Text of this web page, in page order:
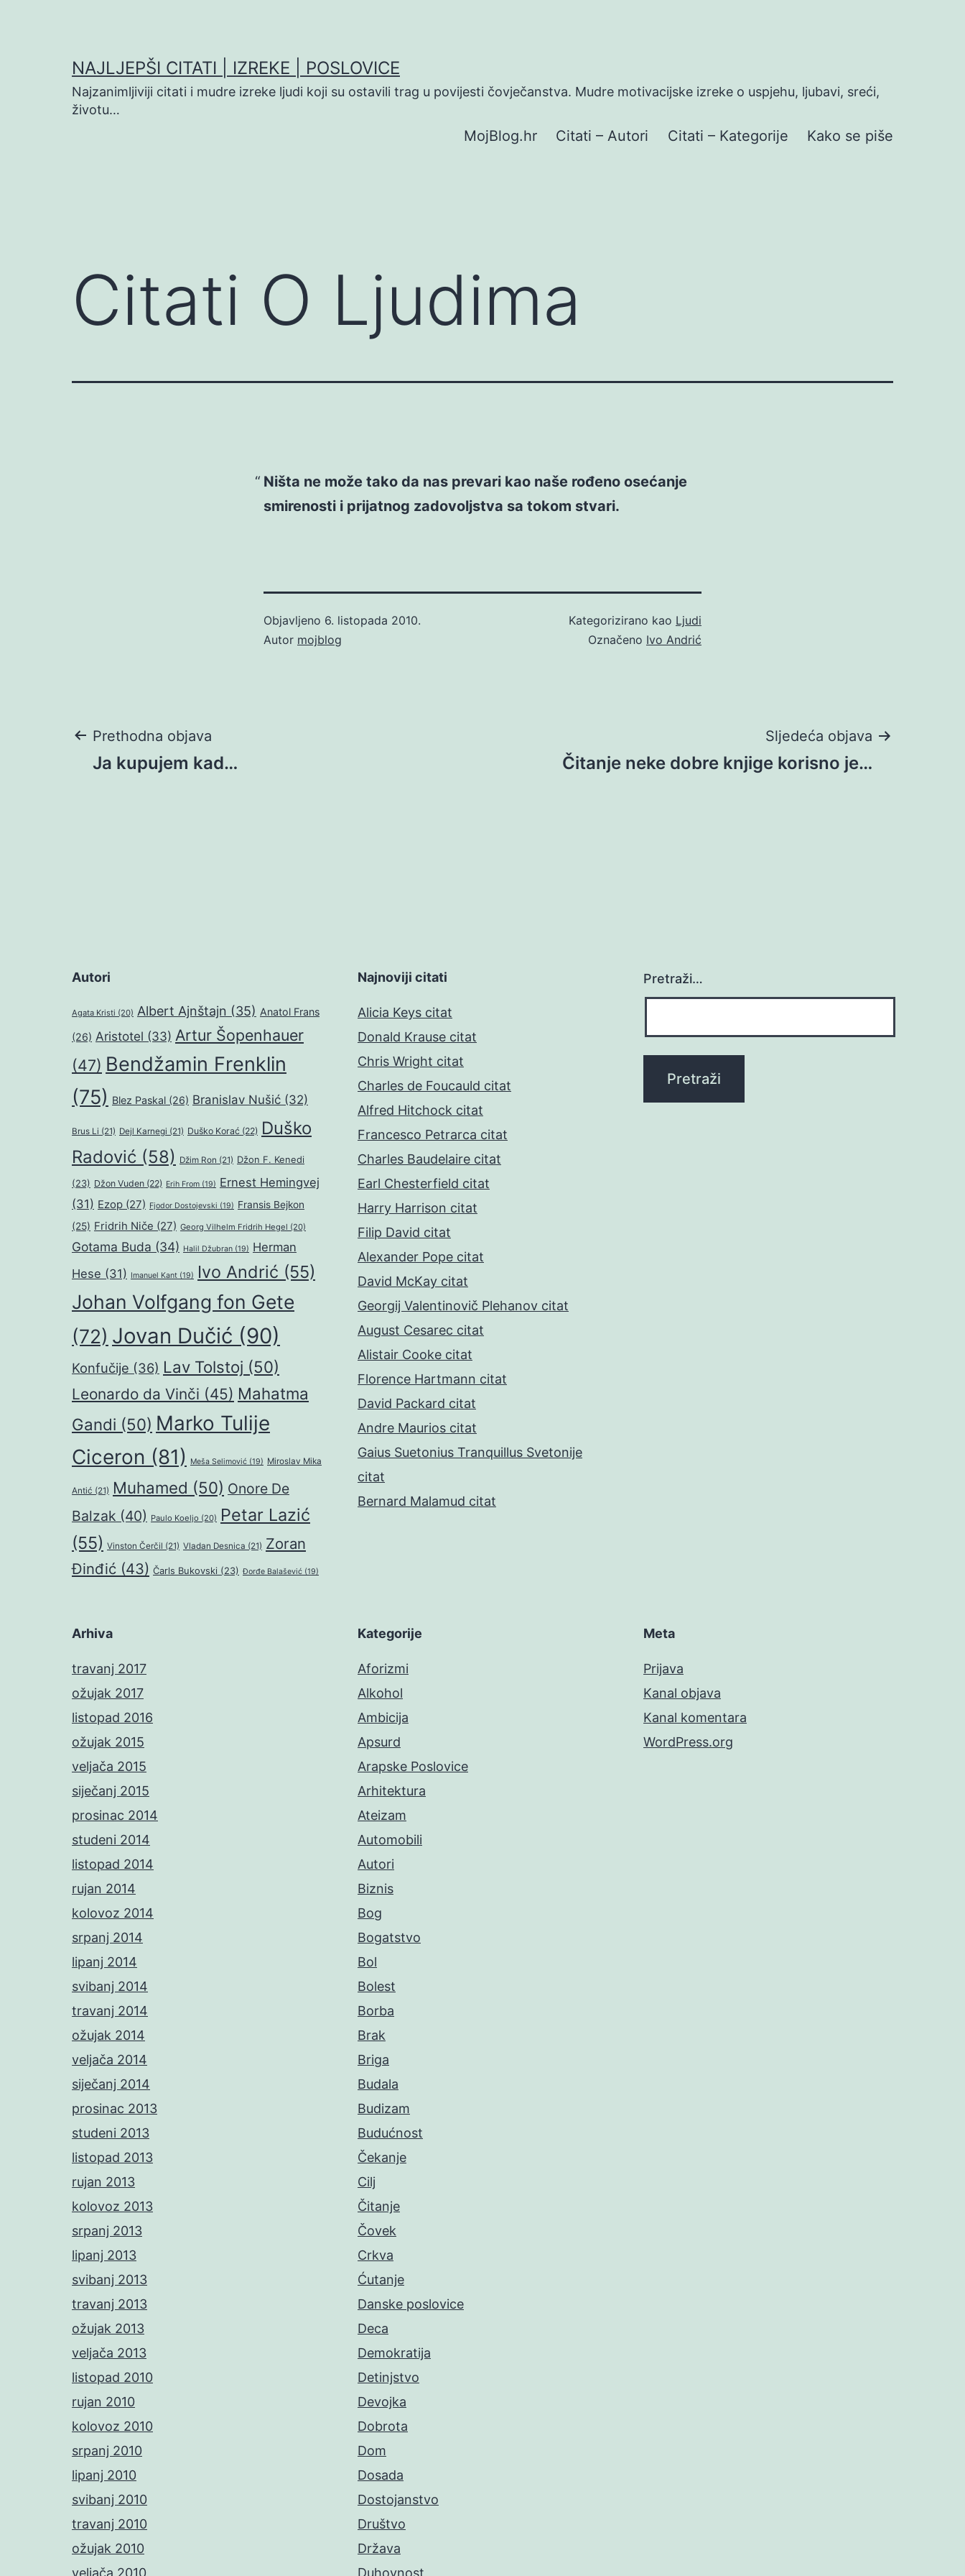
NAJLJEPŠI CITATI | IZREKE | POSLOVICE
Najzanimljiviji citati i mudre izreke ljudi koji su ostavili trag u povijesti čovječanstva. Mudre motivacijske izreke o uspjehu, ljubavi, sreći,
životu…
MojBlog.hr Citati – Autori Citati – Kategorije Kako se piše
Citati O Ljudima
Ništa ne može tako da nas prevari kao naše rođeno osećanje
smirenosti i prijatnog zadovoljstva sa tokom stvari.
Objavljeno 6. listopada 2010.
Autor mojblog
Kategorizirano kao Ljudi
Označeno Ivo Andrić
Navigacija
Prethodna objava
Ja kupujem kad…
Sljedeća objava
Čitanje neke dobre knjige korisno je…
Autori
Agata Kristi (20) Albert Ajnštajn (35) Anatol Frans
(26) Aristotel (33) Artur Šopenhauer
(47) Bendžamin Frenklin
(75) Blez Paskal (26) Branislav Nušić (32)
Brus Li (21) Dejl Karnegi (21) Duško Korać (22) Duško
Radović (58) Džim Ron (21) Džon F. Kenedi
(23) Džon Vuden (22) Erih From (19) Ernest Hemingvej
(31) Ezop (27) Fjodor Dostojevski (19) Fransis Bejkon
(25) Fridrih Niče (27) Georg Vilhelm Fridrih Hegel (20)
Gotama Buda (34) Halil Džubran (19) Herman
Hese (31) Imanuel Kant (19) Ivo Andrić (55)
Johan Volfgang fon Gete
(72) Jovan Dučić (90)
Konfučije (36) Lav Tolstoj (50)
Leonardo da Vinči (45) Mahatma
Gandi (50) Marko Tulije
Ciceron (81) Meša Selimović (19) Miroslav Mika
Antić (21) Muhamed (50) Onore De
Balzak (40) Paulo Koeljo (20) Petar Lazić
(55) Vinston Čerčil (21) Vladan Desnica (21) Zoran
Đinđić (43) Čarls Bukovski (23) Đorđe Balašević (19)
Najnoviji citati
Alicia Keys citat
Donald Krause citat
Chris Wright citat
Charles de Foucauld citat
Alfred Hitchock citat
Francesco Petrarca citat
Charles Baudelaire citat
Earl Chesterfield citat
Harry Harrison citat
Filip David citat
Alexander Pope citat
David McKay citat
Georgij Valentinovič Plehanov citat
August Cesarec citat
Alistair Cooke citat
Florence Hartmann citat
David Packard citat
Andre Maurios citat
Gaius Suetonius Tranquillus Svetonije
citat
Bernard Malamud citat
Pretraži…
Arhiva
travanj 2017
ožujak 2017
listopad 2016
ožujak 2015
veljača 2015
siječanj 2015
prosinac 2014
studeni 2014
listopad 2014
rujan 2014
kolovoz 2014
srpanj 2014
lipanj 2014
svibanj 2014
travanj 2014
ožujak 2014
veljača 2014
siječanj 2014
prosinac 2013
studeni 2013
listopad 2013
rujan 2013
kolovoz 2013
srpanj 2013
lipanj 2013
svibanj 2013
travanj 2013
ožujak 2013
veljača 2013
listopad 2010
rujan 2010
kolovoz 2010
srpanj 2010
lipanj 2010
svibanj 2010
travanj 2010
ožujak 2010
veljača 2010
Kategorije
Aforizmi
Alkohol
Ambicija
Apsurd
Arapske Poslovice
Arhitektura
Ateizam
Automobili
Autori
Biznis
Bog
Bogatstvo
Bol
Bolest
Borba
Brak
Briga
Budala
Budizam
Budućnost
Čekanje
Cilj
Čitanje
Čovek
Crkva
Ćutanje
Danske poslovice
Deca
Demokratija
Detinjstvo
Devojka
Dobrota
Dom
Dosada
Dostojanstvo
Društvo
Država
Duhovnost
Meta
Prijava
Kanal objava
Kanal komentara
WordPress.org